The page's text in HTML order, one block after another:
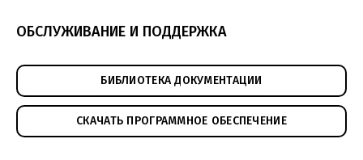
ОБСЛУЖИВАНИЕ И ПОДДЕРЖКА
БИБЛИОТЕКА ДОКУМЕНТАЦИИ
СКАЧАТЬ ПРОГРАММНОЕ ОБЕСПЕЧЕНИЕ